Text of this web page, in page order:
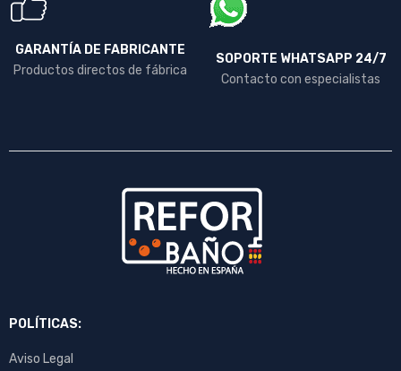
GARANTÍA DE FABRICANTE
Productos directos de fábrica
SOPORTE WHATSAPP 24/7
Contacto con especialistas
POLÍTICAS:
Aviso Legal